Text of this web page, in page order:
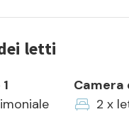
letti
Camera
2 x